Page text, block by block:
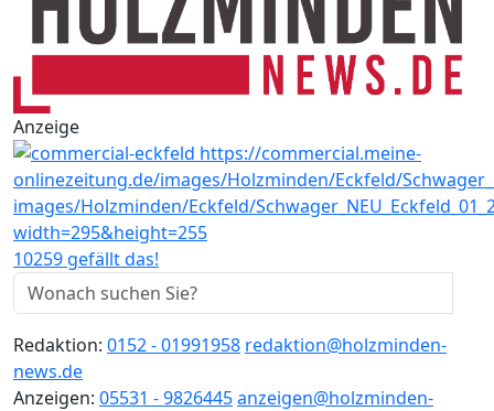
Anzeige
10259 gefällt das!
Redaktion: 0152 - 01991958 redaktion@holzminden-
news.de
Anzeigen: 05531 - 9826445anzeigen@holzminden-